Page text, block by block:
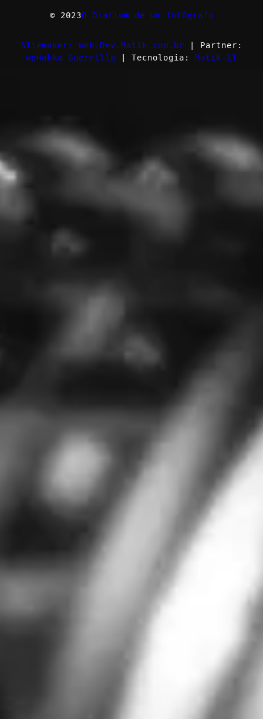
© 2023O Diarium de um fotógrafo
Sitemaker: Web-Dev.Matik.com.br | Partner:
wpHakka Guerrilla | Tecnologia: Matik IT